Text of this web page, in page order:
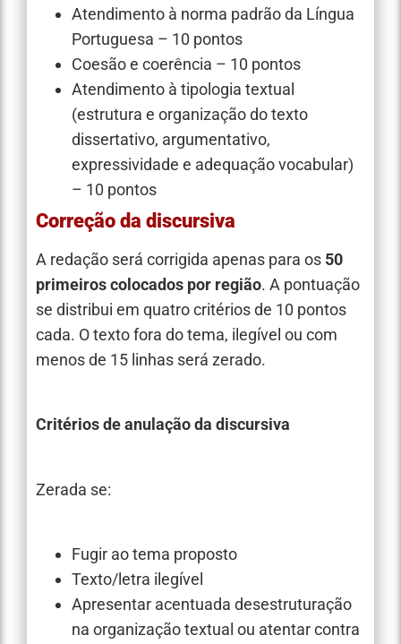
Atendimento à norma padrão da Língua
Portuguesa – 10 pontos
Coesão e coerência – 10 pontos
Atendimento à tipologia textual
(estrutura e organização do texto
dissertativo, argumentativo,
expressividade e adequação vocabular)
– 10 pontos
Correção da discursiva
A redação será corrigida apenas para os 50
primeiros colocados por região. A pontuação
se distribui em quatro critérios de 10 pontos
cada. O texto fora do tema, ilegível ou com
menos de 15 linhas será zerado.
Critérios de anulação da discursiva
Zerada se:
Fugir ao tema proposto
Texto/letra ilegível
Apresentar acentuada desestruturação
na organização textual ou atentar contra